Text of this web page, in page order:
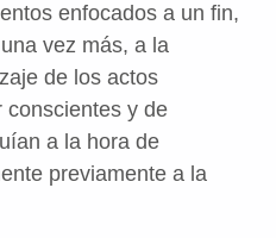
enfocados a un fin,
vez más, a la
de los actos
conscientes y de
a la hora de
previamente a la